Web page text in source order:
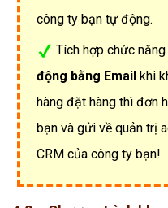
công ty bạn tự động.
Tích hợp chức năng
động bằng Email khi
hàng đặt hàng thì đơn
bạn và gửi về quản trị
CRM của công ty bạn!